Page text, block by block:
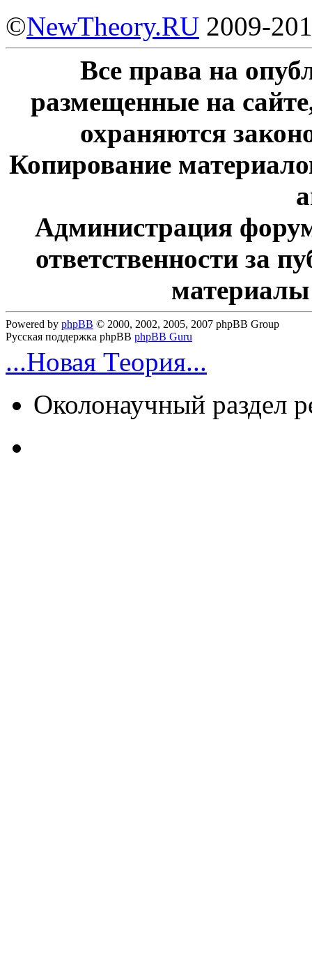
©NewTheory.RU 2009-
Все права на
размещенные на
охраняются
Копирование
Администрация
ответственности за
Powered by phpBB © 2000, 2002, 2005, 2007 phpBB Group
Русская поддержка phpBB phpBB Guru
...Новая Теория...
Околонаучный раздел